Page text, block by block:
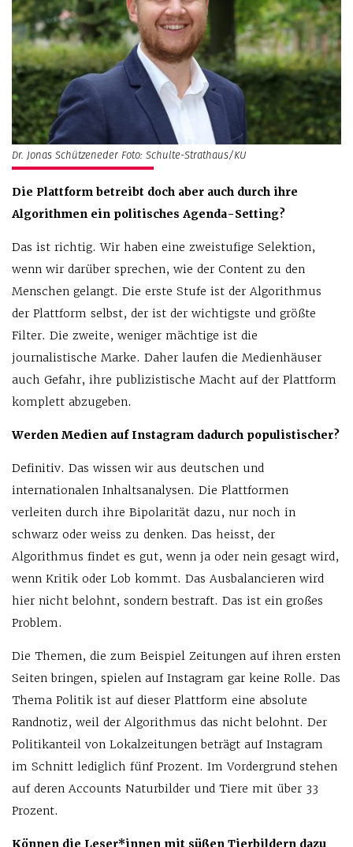
Dr. Jonas Schützeneder Foto: Schulte-Strathaus/KU
Die Plattform betreibt doch aber auch durch ihre
Algorithmen ein politisches Agenda-Setting?
Das ist richtig. Wir haben eine zweistufige Selektion,
wenn wir darüber sprechen, wie der Content zu den
Menschen gelangt. Die erste Stufe ist der Algorithmus
der Plattform selbst, der ist der wichtigste und größte
Filter. Die zweite, weniger mächtige ist die
journalistische Marke. Daher laufen die Medienhäuser
auch Gefahr, ihre publizistische Macht auf der Plattform
komplett abzugeben.
Werden Medien auf Instagram dadurch populistischer?
Definitiv. Das wissen wir aus deutschen und
internationalen Inhaltsanalysen. Die Plattformen
verleiten durch ihre Bipolarität dazu, nur noch in
schwarz oder weiss zu denken. Das heisst, der
Algorithmus findet es gut, wenn ja oder nein gesagt wird,
wenn Kritik oder Lob kommt. Das Ausbalancieren wird
hier nicht belohnt, sondern bestraft. Das ist ein großes
Problem.
Die Themen, die zum Beispiel Zeitungen auf ihren ersten
Seiten bringen, spielen auf Instagram gar keine Rolle. Das
Thema Politik ist auf dieser Plattform eine absolute
Randnotiz, weil der Algorithmus das nicht belohnt. Der
Politikanteil von Lokalzeitungen beträgt auf Instagram
im Schnitt lediglich fünf Prozent. Im Vordergrund stehen
auf deren Accounts Naturbilder und Tiere mit über 33
Prozent.
Können die Leser*innen mit süßen Tierbildern dazu